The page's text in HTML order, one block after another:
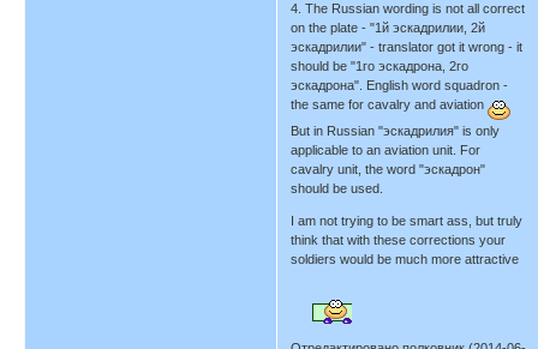
4. The Russian wording is not all correct
on the plate - "1й эскадрилии, 2й
эскадрилии" - translator got it wrong - it
should be "1го эскадрона, 2го
эскадрона". English word squadron -
the same for cavalry and aviation
But in Russian "эскадрилия" is only
applicable to an aviation unit. For
cavalry unit, the word "эскадрон"
should be used.
I am not trying to be smart ass, but truly
think that with these corrections your
soldiers would be much more attractive